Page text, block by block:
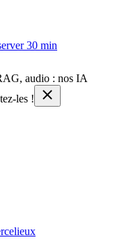
30 min
audio : nos IA
les !